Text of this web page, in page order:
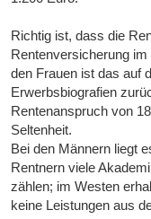
Richtig ist, dass die
Rentenversicherung
den Frauen ist das auf
Erwerbsbiografien
Rentenanspruch von
Seltenheit.
Bei den Männern liegt
Rentnern viele
zählen; im Westen
keine Leistungen aus